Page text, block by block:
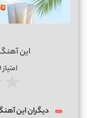
این
امتیاز
دیگران این